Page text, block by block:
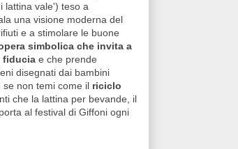
lattina vale') teso a
una visione moderna del
e a stimolare le buone
simbolica che invita a
fiducia e che prende
disegnati dai bambini
non temi come il riciclo
che la lattina per bevande, il
al festival di Giffoni ogni